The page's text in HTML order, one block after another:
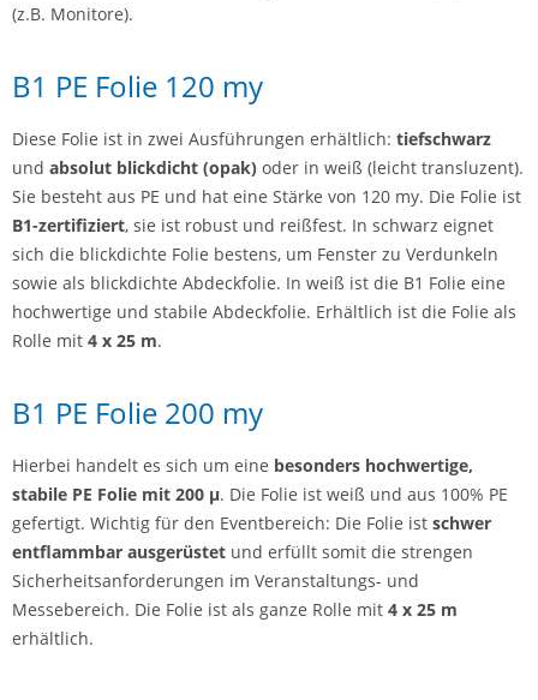
(z.B. Monitore).
B1 PE Folie 120 my
Diese Folie ist in zwei Ausführungen erhältlich: tiefschwarz
und absolut blickdicht (opak) oder in weiß (leicht transluzent).
Sie besteht aus PE und hat eine Stärke von 120 my. Die Folie ist
B1-zertifiziert, sie ist robust und reißfest. In schwarz eignet
sich die blickdichte Folie bestens, um Fenster zu Verdunkeln
sowie als blickdichte Abdeckfolie. In weiß ist die B1 Folie eine
hochwertige und stabile Abdeckfolie. Erhältlich ist die Folie als
Rolle mit 4 x 25 m.
B1 PE Folie 200 my
Hierbei handelt es sich um eine besonders hochwertige,
stabile PE Folie mit 200 µ. Die Folie ist weiß und aus 100% PE
gefertigt. Wichtig für den Eventbereich: Die Folie ist schwer
entflammbar ausgerüstet und erfüllt somit die strengen
Sicherheitsanforderungen im Veranstaltungs- und
Messebereich. Die Folie ist als ganze Rolle mit 4 x 25 m
erhältlich.